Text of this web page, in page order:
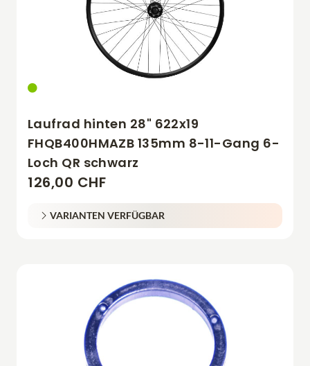
Laufrad hinten 28" 622x19
FHQB400HMAZB 135mm 8-11-Gang 6-
Loch QR schwarz
126,00 CHF
VARIANTEN VERFÜGBAR